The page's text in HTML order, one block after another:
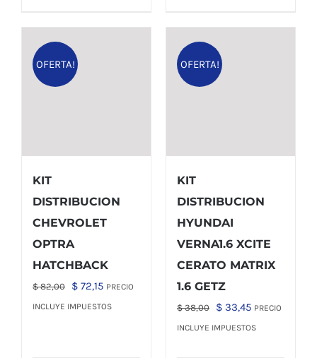
OFERTA!
KIT
DISTRIBUCION
CHEVROLET
OPTRA
HATCHBACK
$82,00
El
precio
$ 72,15El
precio
PRECIO
INCLUYE IMPUESTOS
OFERTA!
KIT
DISTRIBUCION
HYUNDAI
VERNA1.6 XCITE
CERATO MATRIX
1.6 GETZ
$38,00
El
precio
$ 33,45El
precio
PRECIO
INCLUYE IMPUESTOS